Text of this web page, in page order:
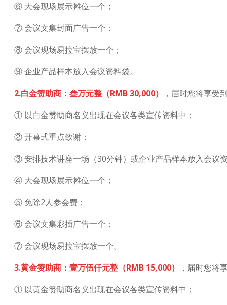
⑥ 大会现场展示摊位一个；
⑦ 会议文集封面广告一个；
⑧ 会议现场易拉宝摆放一个；
⑨ 企业产品样本放入会议资料袋。
2.白金赞助商：叁万元整（RMB 30,000）
，届时您将享受
① 以白金赞助商名义出现在会议各类宣传资料中；
② 开幕式重点致谢；
③ 安排技术讲座一场（30分钟）或企业产品样本放入会议
④ 大会现场展示摊位一个；
⑤ 免除2人参会费；
⑥ 会议文集彩插广告一个；
⑦ 会议现场易拉宝摆放一个。
3.黄金赞助商：壹万伍仟元整（RMB 15,000）
，届时您将
① 以黄金赞助商名义出现在会议各类宣传资料中；